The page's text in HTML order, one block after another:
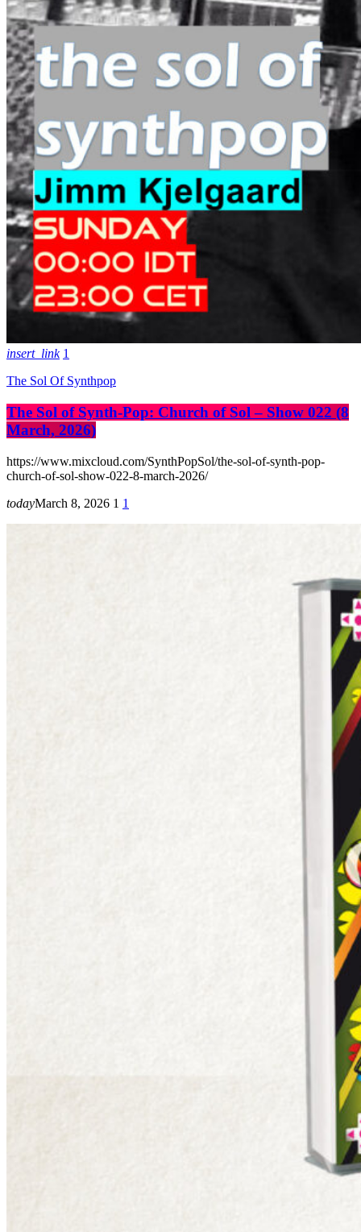
insert_link 1
The Sol Of Synthpop
The Sol of Synth-Pop: Church of Sol – Show 022 (8
March, 2026)
https://www.mixcloud.com/SynthPopSol/the-sol-of-synth-pop-
church-of-sol-show-022-8-march-2026/
todayMarch 8, 2026 1 1